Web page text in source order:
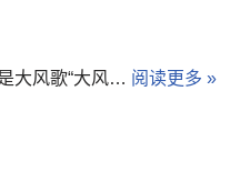
大风歌“大风… 阅读更多 »